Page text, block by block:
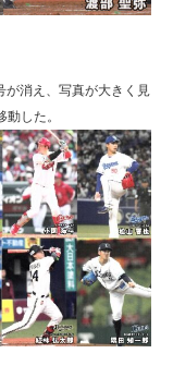
が消え、写真が大きく見
した。